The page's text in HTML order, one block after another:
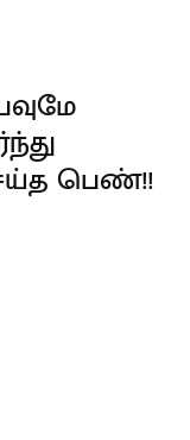
பெண்!!